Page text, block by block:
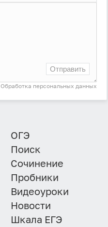
Отправить
Обработка персональных данных
ОГЭ
Поиск
Сочинение
Пробники
Видеоуроки
Новости
Шкала ЕГЭ